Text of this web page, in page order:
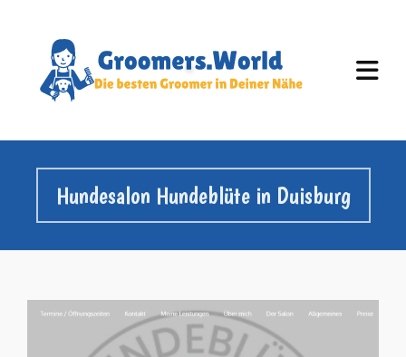
Hundesalon Hundeblüte in Duisburg